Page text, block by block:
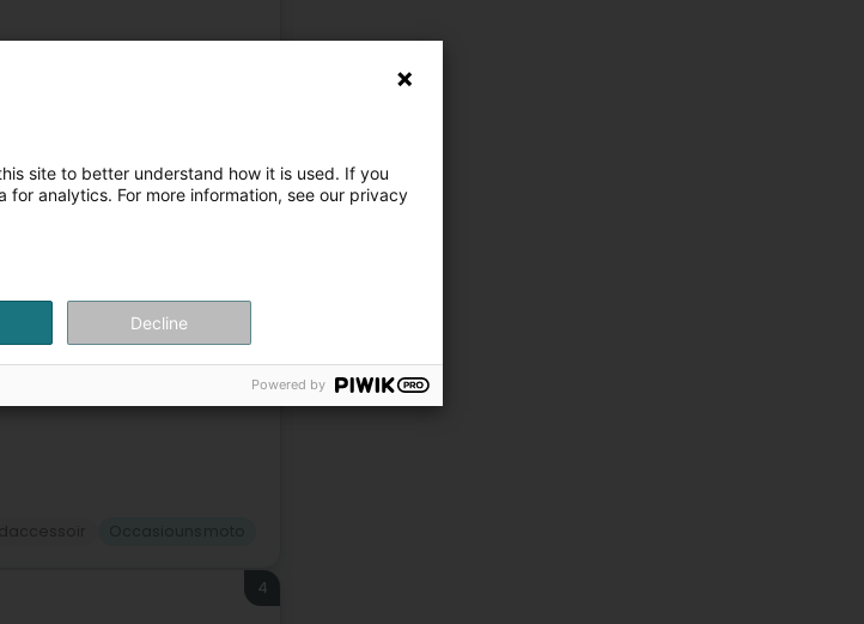
quads, scooters et
en agglomération, nos
4
site to better understand how it is used. If you
analytics. For more information, see our privacy
Decline
Powered by